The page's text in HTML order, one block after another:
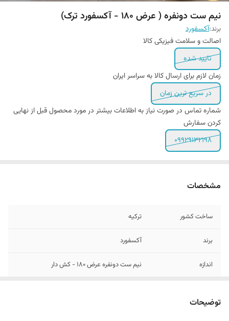
نیم ست دونفره ( عرض 180 - آکسفورد ترک)
برند:آکسفورد
اصالت و سلامت فیزیکی کالا
تایید شده
زمان لازم برای ارسال کالا به سراسر ایران
در سریع ترین زمان
شماره تماس در صورت نیاز به اطلاعات بیشتر در مورد محصول قبل از نهایی
کردن سفارش
۰۹۹۲۹۱۳۲۱۹۸
مشخصات
ساخت کشور ترکیه
برند آکسفورد
اندازه نیم ست دونفره عرض ۱80 - کش دار
توضیحات